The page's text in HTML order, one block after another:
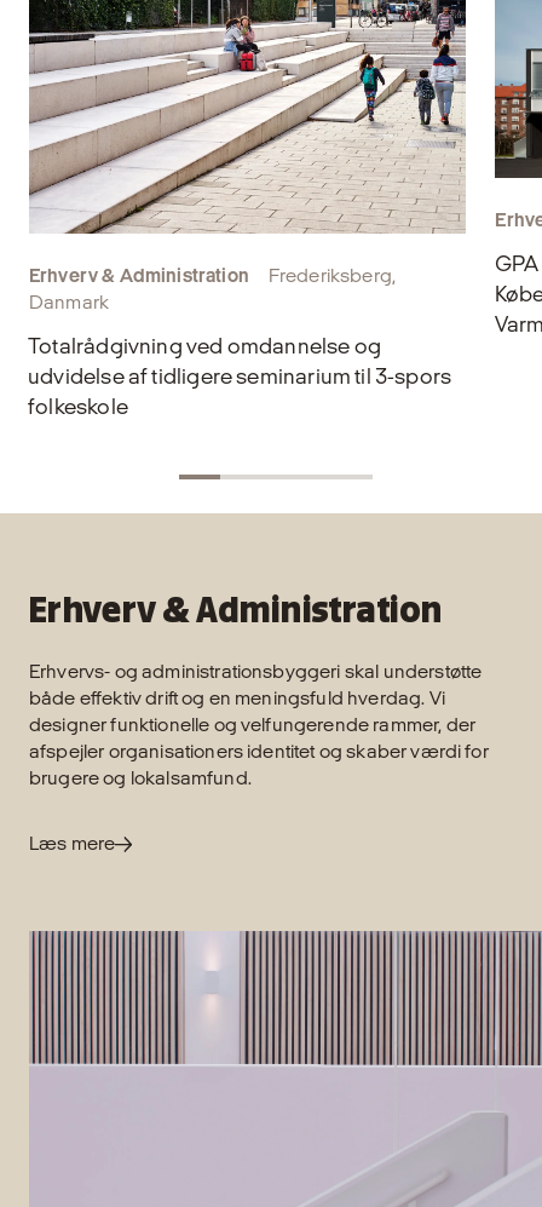
Erhverv & Administration
Frederiksberg,
Danmark
Totalrådgivning ved omdannelse og
udvidelse af tidligere seminarium til 3-spors
folkeskole
Erhverv & Administration
Erhvervs- og administrationsbyggeri skal understøtte
både effektiv drift og en meningsfuld hverdag. Vi
designer funktionelle og velfungerende rammer, der
afspejler organisationers identitet og skaber værdi for
brugere og lokalsamfund.
Læs mere